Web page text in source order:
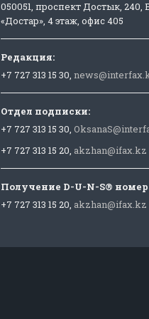
050051, проспект Достык, 240,
«Достар», 4 этаж, офис 405
Редакция:
+7 727 313 15 30,
Отдел подписки:
+7 727 313 15 30,
+7 727 313 15 20, akzhan@ifax.kz
Получение D-U-N-S®
+7 727 313 15 20, akzhan@ifax.kz